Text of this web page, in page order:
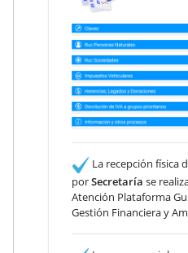
La recepción física
porSecretaría se
Atención Plataforma
Gestión Financiera y